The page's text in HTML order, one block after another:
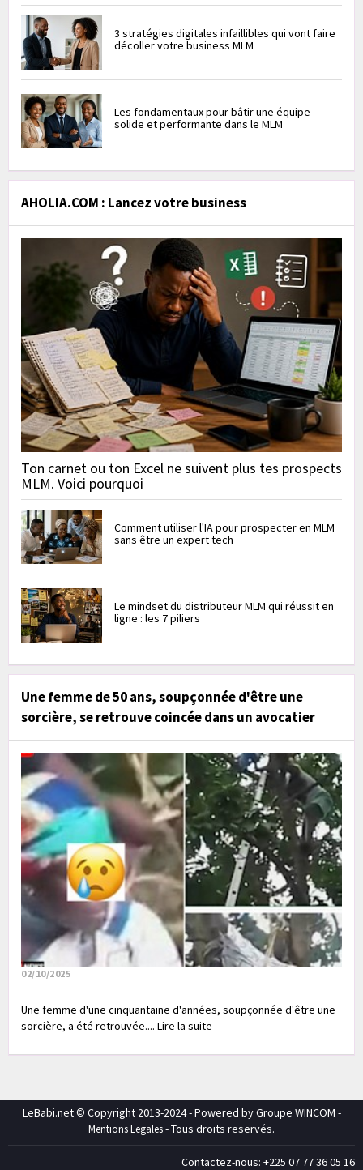
3 stratégies digitales infaillibles qui vont faire
décoller votre business MLM
Les fondamentaux pour bâtir une équipe
solide et performante dans le MLM
AHOLIA.COM : Lancez votre business
Ton carnet ou ton Excel ne suivent plus tes prospects
MLM. Voici pourquoi
Comment utiliser l'IA pour prospecter en MLM
sans être un expert tech
Le mindset du distributeur MLM qui réussit en
ligne : les 7 piliers
Une femme de 50 ans, soupçonnée d'être une
sorcière, se retrouve coincée dans un avocatier
02/10/2025
Une femme d'une cinquantaine d'années, soupçonnée d'être une
sorcière, a été retrouvée.... Lire la suite
LeBabi.net © Copyright 2013-2024 - Powered by Groupe WINCOM -
Mentions Legales- Tous droits reservés.
Contactez-nous: +225 07 77 36 05 16